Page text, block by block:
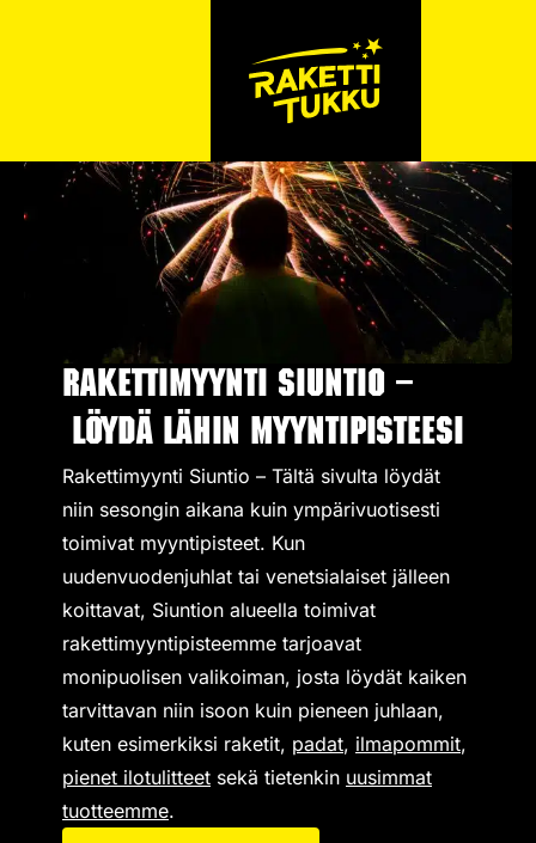
Rakettimyynti Siuntio –
Löydä lähin myyntipisteesi
Rakettimyynti Siuntio – Tältä sivulta löydät
niin sesongin aikana kuin ympärivuotisesti
toimivat myyntipisteet. Kun
uudenvuodenjuhlat tai venetsialaiset jälleen
koittavat, Siuntion alueella toimivat
rakettimyyntipisteemme tarjoavat
monipuolisen valikoiman, josta löydät kaiken
tarvittavan niin isoon kuin pieneen juhlaan,
kuten esimerkiksi raketit, padat, ilmapommit,
pienet ilotulitteet sekä tietenkin uusimmat
tuotteemme.